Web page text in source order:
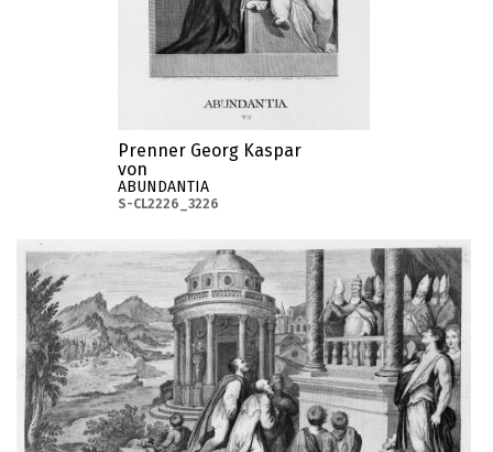
Prenner Georg Kaspar
von
ABUNDANTIA
S-CL2226_3226